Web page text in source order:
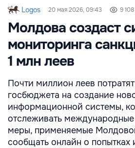
Logos 20 мая 2026, 09:43 9 108
Молдова создаст
мониторинга
1 млн леев
Почти миллион леев
госбюджета на создание
информационной системы,
отслеживать
меры, применяемые
сообщать онлайн о попытках